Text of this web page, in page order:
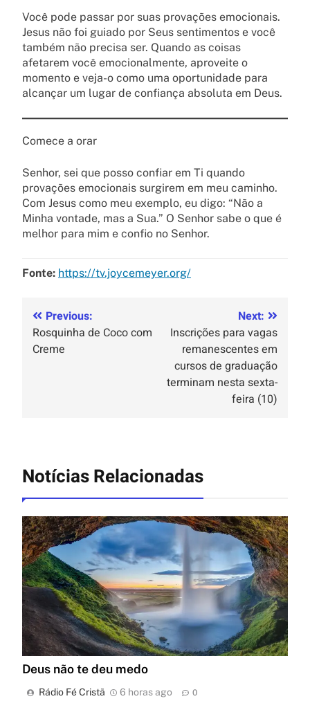
Você pode passar por suas provações emocionais.
Jesus não foi guiado por Seus sentimentos e você
também não precisa ser. Quando as coisas
afetarem você emocionalmente, aproveite o
momento e veja-o como uma oportunidade para
alcançar um lugar de confiança absoluta em Deus.
Comece a orar
Senhor, sei que posso confiar em Ti quando
provações emocionais surgirem em meu caminho.
Com Jesus como meu exemplo, eu digo: “Não a
Minha vontade, mas a Sua.” O Senhor sabe o que é
melhor para mim e confio no Senhor.
Fonte: https://tv.joycemeyer.org/
Previous:
Rosquinha de Coco com
Creme
Next:
Inscrições para vagas
remanescentes em
cursos de graduação
terminam nesta sexta-
feira (10)
Notícias Relacionadas
Deus não te deu medo
Rádio Fé Cristã 6 horas ago 0